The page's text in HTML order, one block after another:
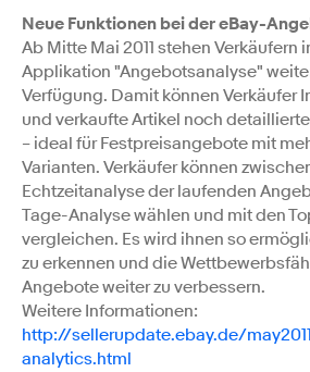
Neue Funktionen bei der eBay-
Ab Mitte Mai 2011 stehen Verkäufern
Applikation "Angebotsanalyse"
Verfügung. Damit können Verkäufer
und verkaufte Artikel noch
– ideal für Festpreisangebote mit
Varianten. Verkäufer können
Echtzeitanalyse der laufenden
Tage-Analyse wählen und mit den
vergleichen. Es wird ihnen so
zu erkennen und die
Angebote weiter zu verbessern.
Weitere Informationen:
http://sellerupdate.ebay.de/
analytics.html